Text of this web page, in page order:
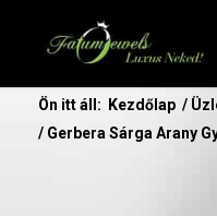
Ön itt áll: Kezdőlap /
/ Gerbera Sárga Arany